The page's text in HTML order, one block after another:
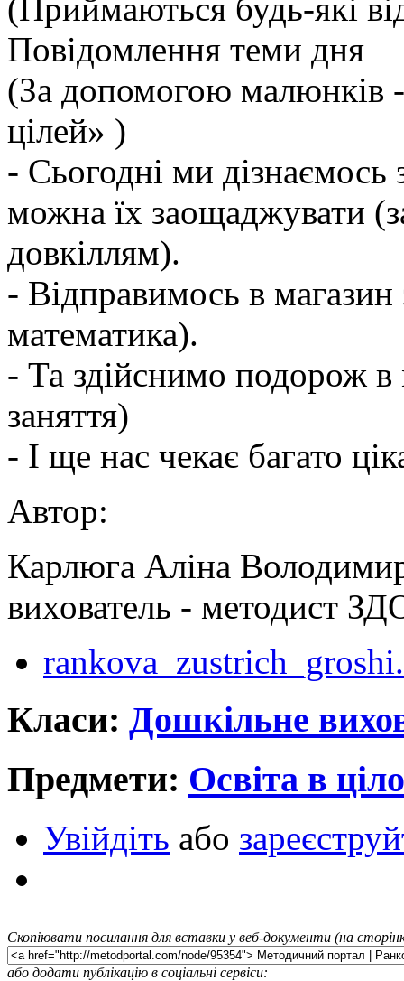
(Приймаються будь-які
Повідомлення теми дня
(За допомогою малюнків
цілей» )
- Сьогодні ми дізнаємось
можна їх заощаджувати
довкіллям).
- Відправимось в
математика).
- Та здійснимо подорож
заняття)
- І ще нас чекає багато
Автор:
Карлюга Аліна
вихователь - методист
Класи: Дошкільне
Предмети: Освіта в
Увійдіть або
Скопіювати посилання для вставки у веб-документи (на
або додати публікацію в соціальні сервіси: